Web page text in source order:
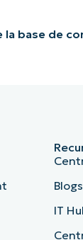
la base de
Blogs
IT